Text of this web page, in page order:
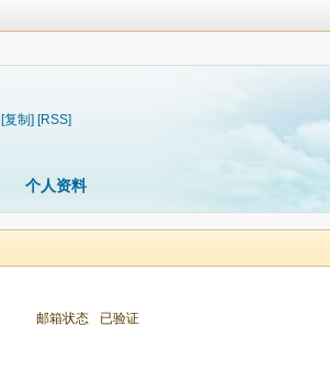
[复制] [RSS]
个人资料
邮箱状态
已验证